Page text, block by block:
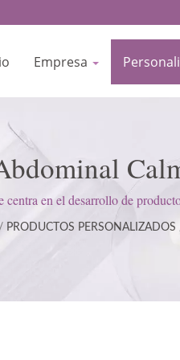
Empresa
en el desarrollo de
(BPM); mantenemos una actitud
/ PRODUCTOS PERSONALIZADOS